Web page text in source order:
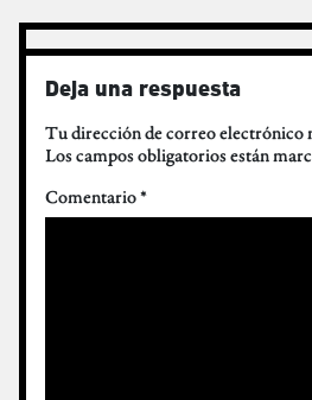
Deja una respuesta
Tu dirección de correo electrónico
Los campos obligatorios están
Comentario*